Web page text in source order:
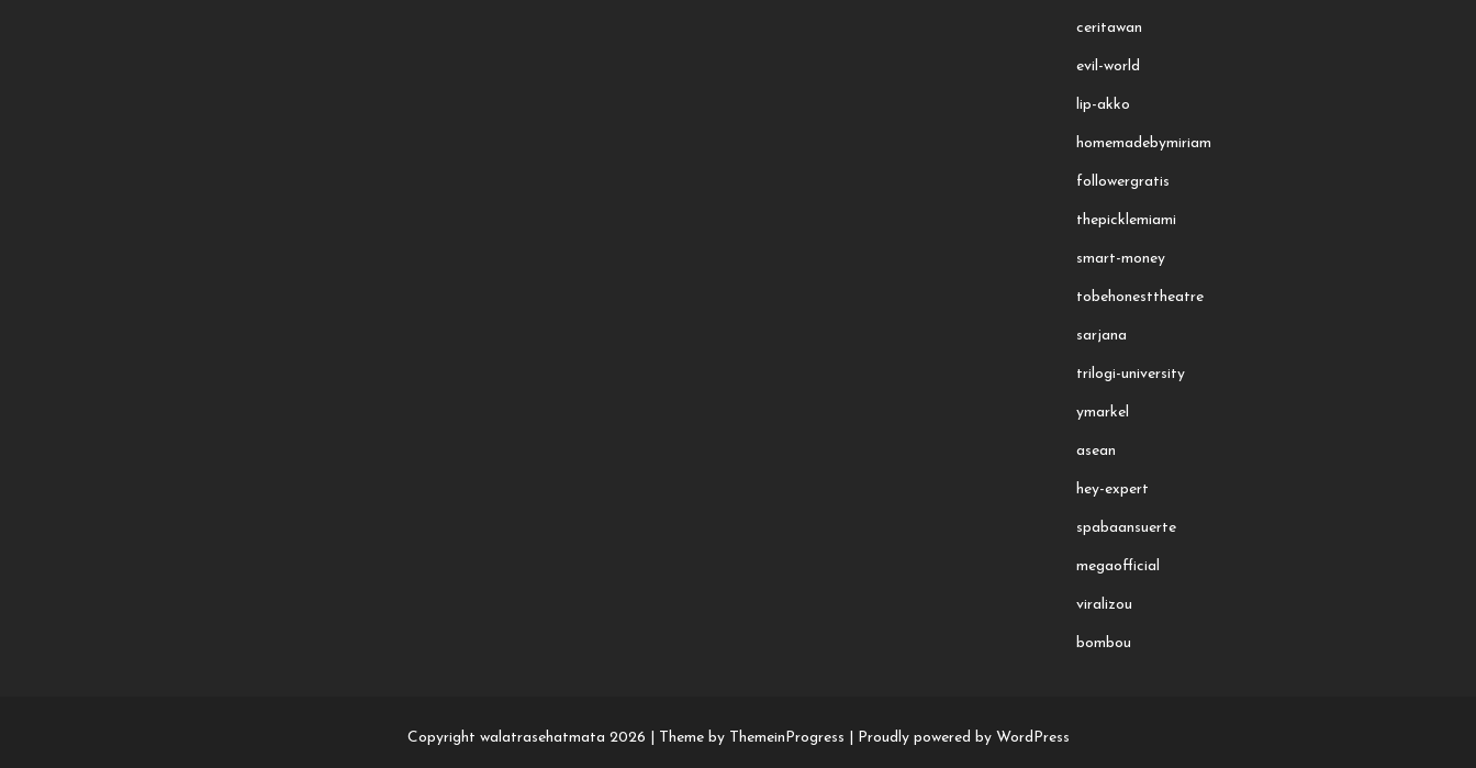
ceritawan
evil-world
lip-akko
homemadebymiriam
followergratis
thepicklemiami
smart-money
tobehonesttheatre
sarjana
trilogi-university
ymarkel
asean
hey-expert
spabaansuerte
megaofficial
viralizou
bombou
Copyright walatrasehatmata 2026 | Theme by ThemeinProgress Proudly powered by WordPress